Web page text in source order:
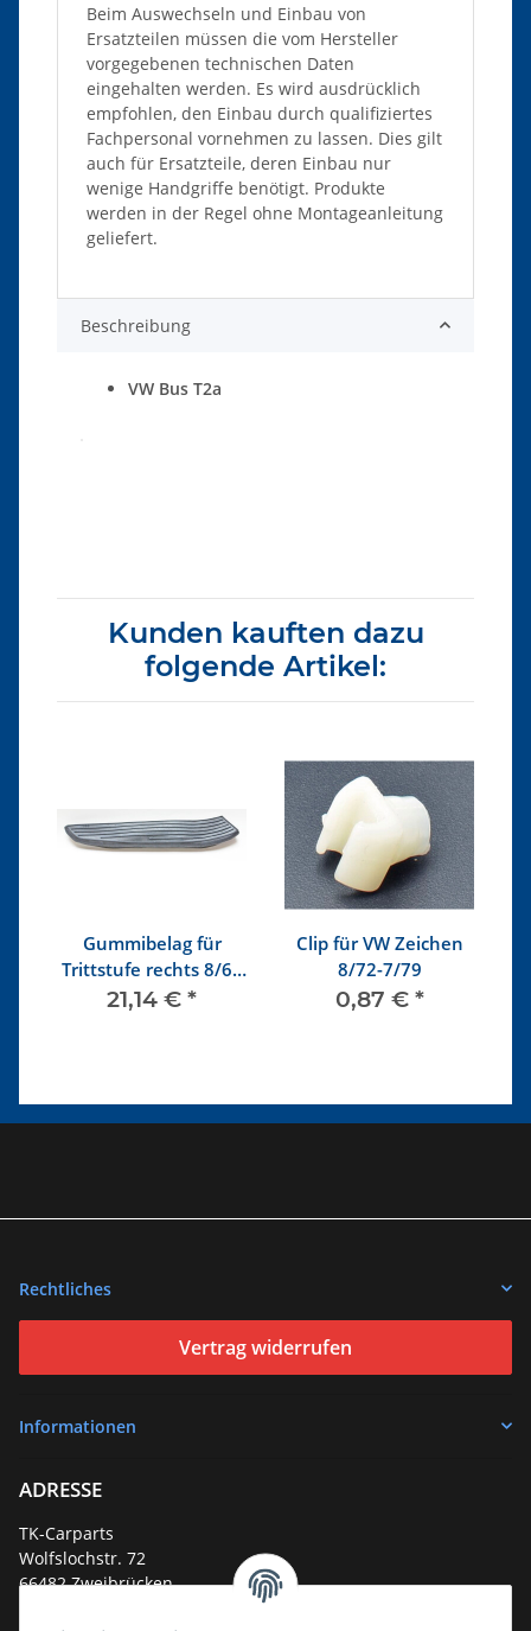
Beim Auswechseln und Einbau von
Ersatzteilen müssen die vom Hersteller
vorgegebenen technischen Daten
eingehalten werden. Es wird ausdrücklich
empfohlen, den Einbau durch qualifiziertes
Fachpersonal vornehmen zu lassen. Dies gilt
auch für Ersatzteile, deren Einbau nur
wenige Handgriffe benötigt. Produkte
werden in der Regel ohne Montageanleitung
geliefert.
Beschreibung
VW Bus T2a
Kunden kauften dazu
folgende Artikel:
Gummibelag für
Trittstufe rechts 8/67
- 7/72
21,14 € *
Clip für VW Zeichen
8/72-7/79
0,87 € *
Rechtliches
Vertrag widerrufen
Informationen
ADRESSE
TK-Carparts
Wolfslochstr. 72
66482 Zweibrücken